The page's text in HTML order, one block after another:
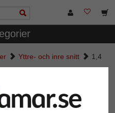
Yttre- och inre snitt
1,4
- efter mått